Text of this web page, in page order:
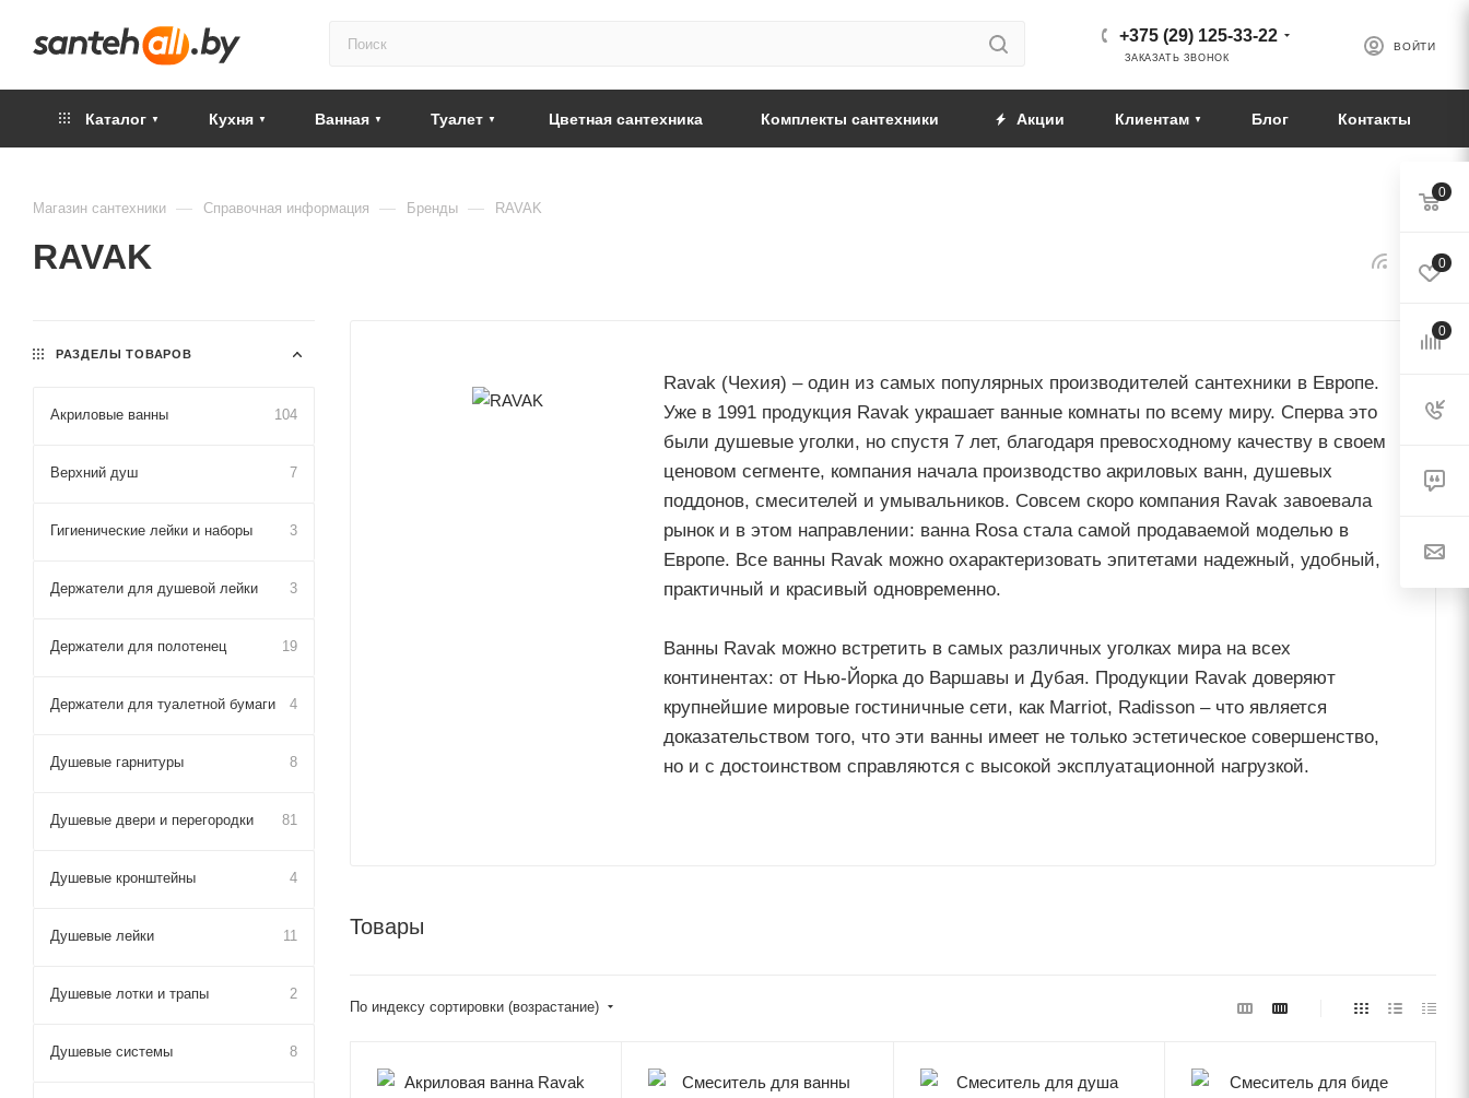
ВОЙТИ
+375 (29) 125-33-22
ЗАКАЗАТЬ ЗВОНОК
Каталог Кухня Ванная Туалет Цветная сантехника Комплекты сантехники Акции Клиентам Блог Контакты
Магазин сантехники — Справочная информация — Бренды — RAVAK
RAVAK
Ravak (Чехия) – один из самых популярных производителей сантехники в Европе.
Уже в 1991 продукция Ravak украшает ванные комнаты по всему миру. Сперва это
были душевые уголки, но спустя 7 лет, благодаря превосходному качеству в своем
ценовом сегменте, компания начала производство акриловых ванн, душевых
поддонов, смесителей и умывальников. Совсем скоро компания Ravak завоевала
рынок и в этом направлении: ванна Rosa стала самой продаваемой моделью в
Европе. Все ванны Ravak можно охарактеризовать эпитетами надежный, удобный,
практичный и красивый одновременно.
Ванны Ravak можно встретить в самых различных уголках мира на всех
континентах: от Нью-Йорка до Варшавы и Дубая. Продукции Ravak доверяют
крупнейшие мировые гостиничные сети, как Marriot, Radisson – что является
доказательством того, что эти ванны имеет не только эстетическое совершенство,
но и с достоинством справляются с высокой эксплуатационной нагрузкой.
Товары
По индексу сортировки (возрастание)
РАЗДЕЛЫ ТОВАРОВ
Акриловые ванны 104
Верхний душ 7
Гигиенические лейки и наборы 3
Держатели для душевой лейки 3
Держатели для полотенец 19
Держатели для туалетной бумаги 4
Душевые гарнитуры 8
Душевые двери и перегородки 81
Душевые кронштейны 4
Душевые лейки 11
Душевые лотки и трапы 2
Душевые системы 8
0
0
0